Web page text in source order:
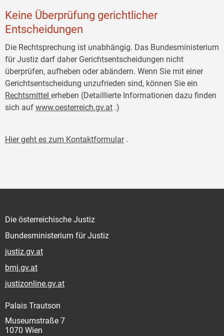
Keine Überprüfung gerichtlicher
Entscheidungen
Die Rechtsprechung ist unabhängig. Das Bundesministerium
für Justiz darf daher Gerichtsentscheidungen nicht
überprüfen, aufheben oder abändern. Wenn Sie mit einer
Gerichtsentscheidung unzufrieden sind, können Sie ein
Rechtsmittel erheben (Detaillierte Informationen dazu finden
sich auf www.oesterreich.gv.at .)
Hier geht es zum Kontaktformular.
Die österreichische Justiz
Bundesministerium für Justiz
justiz.gv.at
bmj.gv.at
justizonline.gv.at
Palais Trautson
Museumstraße 7
1070 Wien